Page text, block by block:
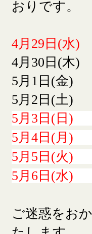
おりです。
4月29日(水)
4月30日(木)
5月1日(金)
5月2日(土)
5月3日(日)
5月4日(月)
5月5日(火)
5月6日(水)
ご迷惑をお